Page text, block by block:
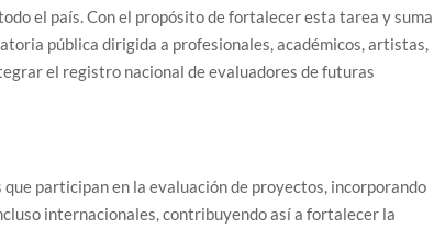
el país. Con el propósito de fortalecer esta tarea y
pública dirigida a profesionales, académicos, artistas,
el registro nacional de evaluadores de futuras
participan en la evaluación de proyectos, incorporando
internacionales, contribuyendo así a fortalecer la